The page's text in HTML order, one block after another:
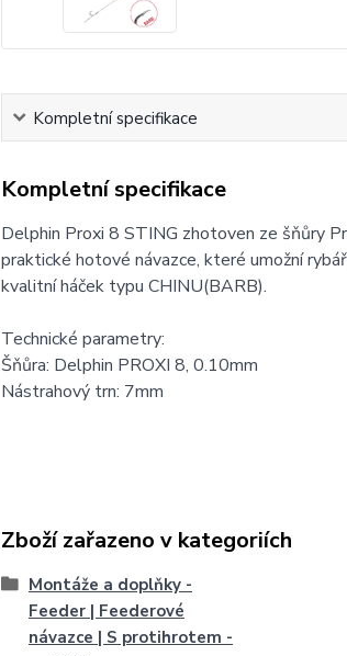
Kompletní specifikace
Kompletní specifikace
Delphin Proxi 8 STING zhotoven ze šňůry
praktické hotové návazce, které umožní
kvalitní háček typu CHINU(BARB).
Technické parametry:
Šňůra: Delphin PROXI 8, 0.10mm
Nástrahový trn: 7mm
Zboží zařazeno v kategoriích
Montáže a doplňky -
Feeder | Feederové
návazce | S protihrotem -